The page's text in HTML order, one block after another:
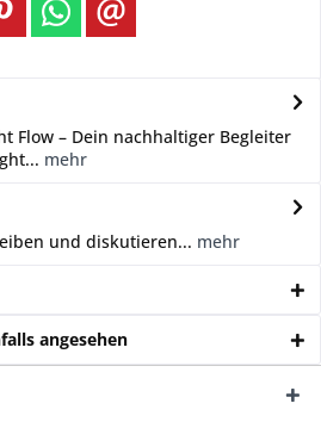
Flow – Dein nachhaltiger Begleiter
mehr
und diskutieren... mehr
angesehen